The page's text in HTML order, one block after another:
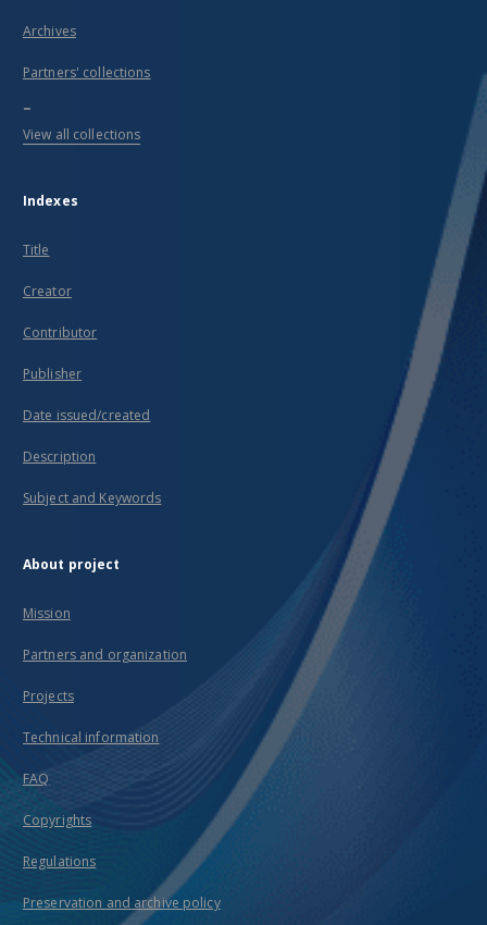
Archives
Partners' collections
...
View all collections
Indexes
Title
Creator
Contributor
Publisher
Date issued/created
Description
Subject and Keywords
About project
Mission
Partners and organization
Projects
Technical information
FAQ
Copyrights
Regulations
Preservation and archive policy